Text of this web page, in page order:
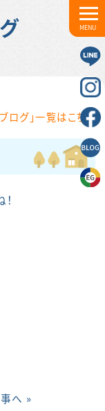
MENU
ブログ」一覧はこちら
へ »